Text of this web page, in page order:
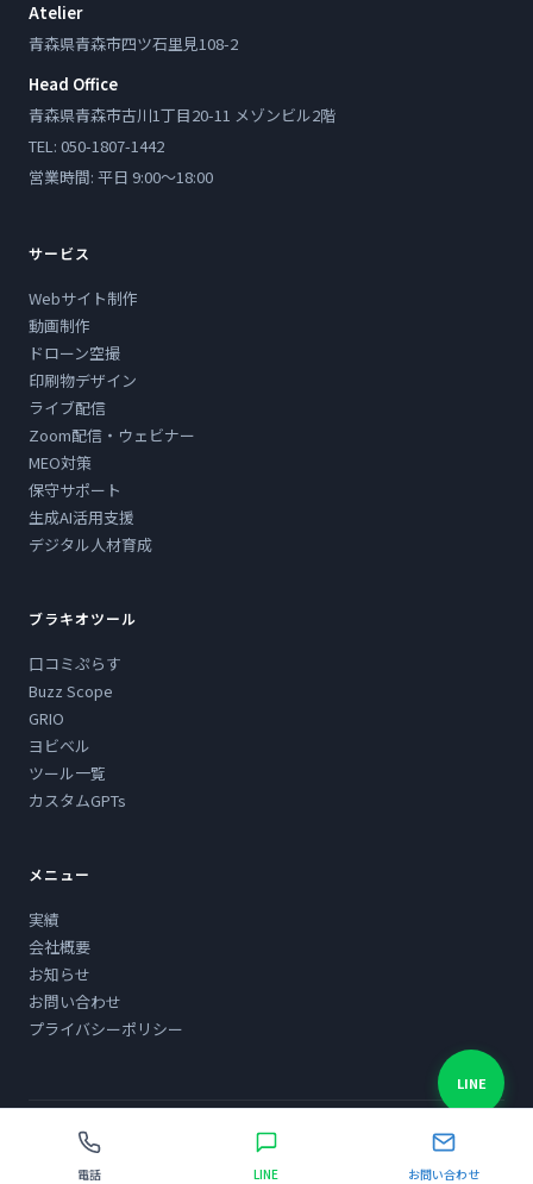
Atelier
青森県青森市四ツ石里見108-2
Head Office
青森県青森市古川1丁目20-11 メゾンビル2階
TEL: 050-1807-1442
営業時間: 平日 9:00〜18:00
サービス
Webサイト制作
動画制作
ドローン空撮
印刷物デザイン
ライブ配信
Zoom配信・ウェビナー
MEO対策
保守サポート
生成AI活用支援
デジタル人材育成
ブラキオツール
口コミぷらす
Buzz Scope
GRIO
ヨビベル
ツール一覧
カスタムGPTs
メニュー
実績
会社概要
お知らせ
お問い合わせ
プライバシーポリシー
© 2012-2026 BRACHIO DESIGN
LINE
電話 LINE お問い合わせ